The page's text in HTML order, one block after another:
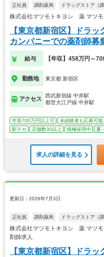
正社員 調剤薬局 ドラッグストア（
株式会社マツモトキヨシ 薬 マツ
【東京都新宿区】ドラ
カンパニーでの薬剤師募
給与 【年収】458万円～
勤務地 東京都 新宿区
アクセス
西武新宿線 中井駅
都営大江戸線 中井駅
年収700万円以上可 未経験者も応募可能
駅チカ
店舗数30以上 積極採用中 夏
求人の詳細を見る
更新日：2026年7月3日
正社員 調剤薬局 ドラッグストア（
株式会社マツモトキヨシ 薬 マツ
剤師求人
【東京都新宿区】ドラ